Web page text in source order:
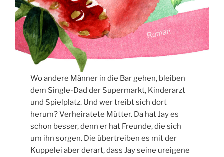
Wo andere Männer in die Bar gehen, bleiben
dem Single-Dad der Supermarkt, Kinderarzt
und Spielplatz. Und wer treibt sich dort
herum? Verheiratete Mütter. Da hat Jay es
schon besser, denn er hat Freunde, die sich
um ihn sorgen. Die übertreiben es mit der
Kuppelei aber derart, dass Jay seine ureigene